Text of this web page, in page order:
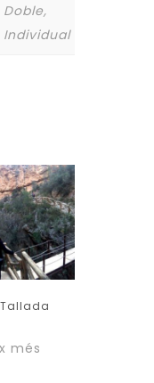
Doble,
Individual
més